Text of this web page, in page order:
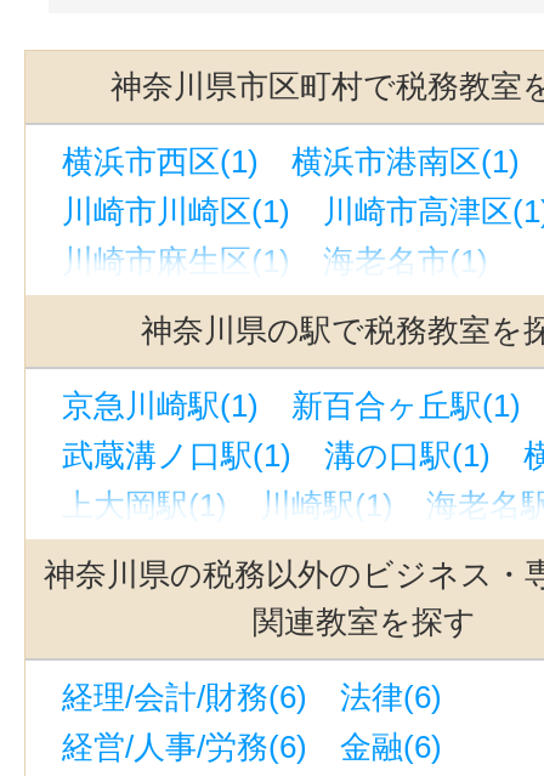
神奈川県市区町村で税務教室
横浜市西区(1)
横浜市港南区(1)
川崎市川崎区(1)
川崎市高津区
川崎市麻生区(1)
海老名市(1)
神奈川県の駅で税務教室を
京急川崎駅(1)
新百合ヶ丘駅(1)
武蔵溝ノ口駅(1)
溝の口駅(1)
上大岡駅(1)
川崎駅(1)
海老名
神奈川県の税務以外のビジネス・
関連教室を探す
経理/会計/財務(6)
法律(6)
経営/人事/労務(6)
金融(6)